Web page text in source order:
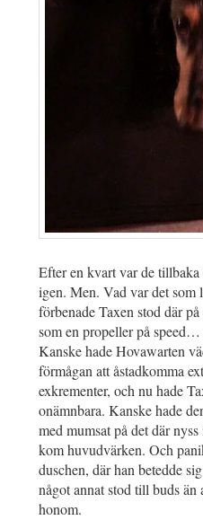
Efter en kvart var de
igen. Men. Vad var det som
förbenade Taxen stod där
som en propeller på
Kanske hade Hovawarten
förmågan att åstadkomma
exkrementer, och nu hade
onämnbara. Kanske hade
med mumsat på det där
kom huvudvärken. Och
duschen, där han betedde
något annat stod till buds
honom.